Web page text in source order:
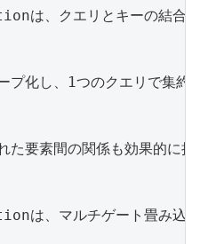
クエリとキーの結合方法
プ化し、1つのクエリで集
た要素間の関係も効果的に
マルチゲート畳み込みの